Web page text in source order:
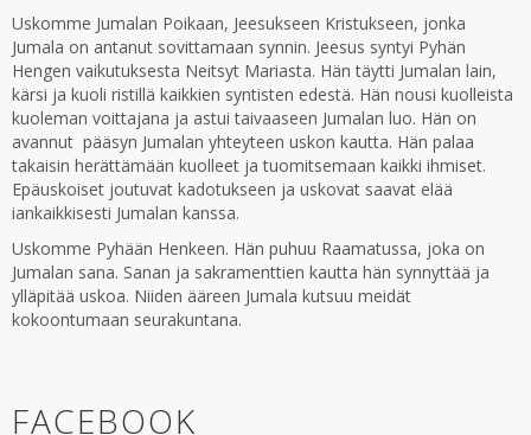
Uskomme Jumalan Poikaan, Jeesukseen Kristukseen, jonka
Jumala on antanut sovittamaan synnin. Jeesus syntyi Pyhän
Hengen vaikutuksesta Neitsyt Mariasta. Hän täytti Jumalan lain,
kärsi ja kuoli ristillä kaikkien syntisten edestä. Hän nousi kuolleista
kuoleman voittajana ja astui taivaaseen Jumalan luo. Hän on
avannut pääsyn Jumalan yhteyteen uskon kautta. Hän palaa
takaisin herättämään kuolleet ja tuomitsemaan kaikki ihmiset.
Epäuskoiset joutuvat kadotukseen ja uskovat saavat elää
iankaikkisesti Jumalan kanssa.
Uskomme Pyhään Henkeen. Hän puhuu Raamatussa, joka on
Jumalan sana. Sanan ja sakramenttien kautta hän synnyttää ja
ylläpitää uskoa. Niiden ääreen Jumala kutsuu meidät
kokoontumaan seurakuntana.
FACEBOOK